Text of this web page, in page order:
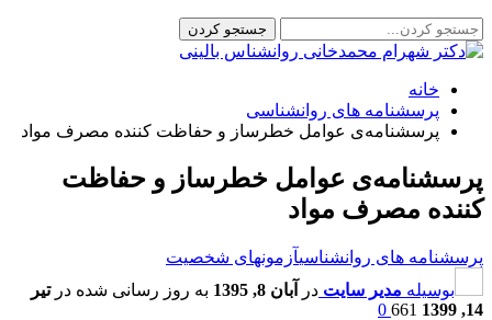
خانه
پرسشنامه های روانشناسی
پرسشنامه‌ی عوامل خطرساز و حفاظت کننده مصرف مواد
پرسشنامه‌ی عوامل خطرساز و حفاظت
کننده مصرف مواد
پرسشنامه های روانشناسیآزمونهای شخصیت
بوسیله مدیر سایت در آبان 8, 1395 به روز رسانی شده درتیر
14, 1399
661